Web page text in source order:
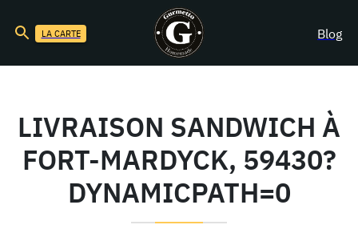
LA CARTE Blog
LIVRAISON SANDWICH À
FORT-MARDYCK, 59430?
DYNAMICPATH=0